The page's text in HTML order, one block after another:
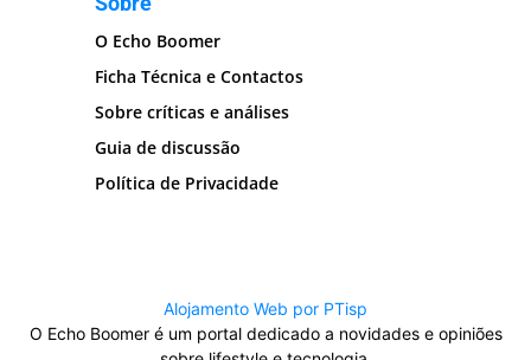
O Echo Boomer
Ficha Técnica e Contactos
Sobre críticas e análises
Guia de discussão
Política de Privacidade
Alojamento Web por PTisp
O Echo Boomer é um portal dedicado a novidades e opiniões